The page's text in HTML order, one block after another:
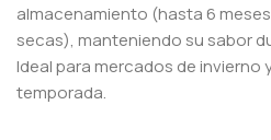
almacenamiento (hasta 6
secas), manteniendo su sabor
Ideal para mercados de invierno
temporada.